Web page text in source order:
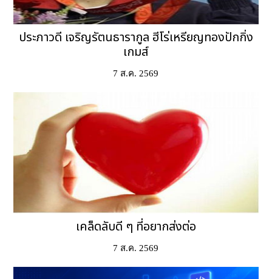
ประภาวดี เจริญรัตนธารากูล ฮีโร่เหรียญทองปักกิ่ง
เกมส์
7 ส.ค. 2569
เคล็ดลับดี ๆ ที่อยากส่งต่อ
7 ส.ค. 2569